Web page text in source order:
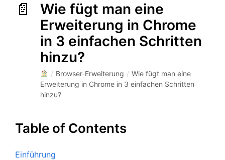
Wie fügt man eine
Erweiterung in Chrome
in 3 einfachen Schritten
hinzu?
/ Browser-Erweiterung / Wie fügt man eine
Erweiterung in Chrome in 3 einfachen Schritten
hinzu?
Table of Contents
Einführung